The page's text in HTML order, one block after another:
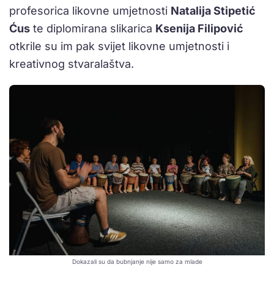
profesorica likovne umjetnosti Natalija Stipetić
Ćus te diplomirana slikarica Ksenija Filipović
otkrile su im pak svijet likovne umjetnosti i
kreativnog stvaralaštva.
Dokazali su da bubnjanje nije samo za mlade